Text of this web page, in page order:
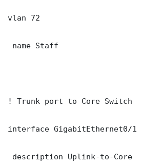
vlan 72
name Staff
! Trunk port to Core Switch
interface GigabitEthernet0/1
description Uplink-to-Core